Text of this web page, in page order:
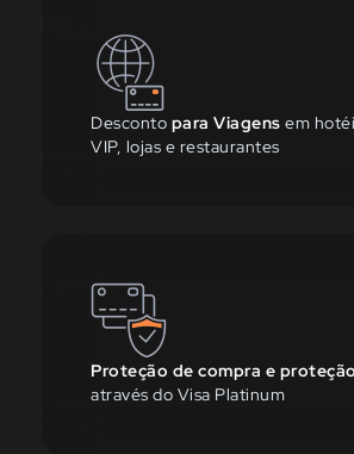
Desconto para Viagens em
VIP, lojas e restaurantes
Proteção de compra e
através do Visa Platinum